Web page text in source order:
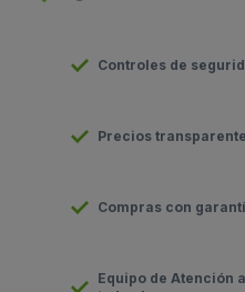
Controles de
Precios
Compras con
Equipo de Atención